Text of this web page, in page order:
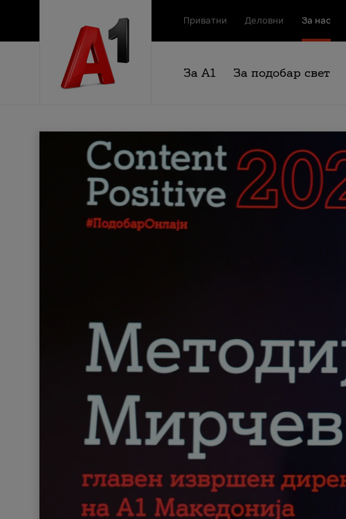
Приватни Деловни За нас
За А1 За подобар свет